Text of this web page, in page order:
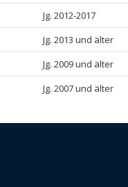
Jg. 2012-2017
Jg. 2013 und älter
Jg. 2009 und älter
Jg. 2007 und älter